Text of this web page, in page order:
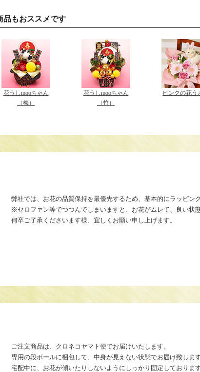
品もおススメです
花うしmooちゃん
（梅）
花うしmooちゃん
（竹）
ピンクの花う
弊社では、お花の品質保持を最優先するため、基本的にラッピン
※セロファン等でつつんでしまいますと、お花がムレて、良い状
何卒ご了承くださいます様、宜しくお願い申し上げます。
ご注文商品は、クロネコヤマト便でお届けいたします。
専用の段ボールに梱包して、中身が見えない状態でお届け致します
宅配中に、お花が傾いたりしないようにしっかり固定しております